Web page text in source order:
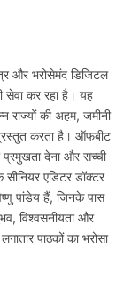
और भरोसेमंद डिजिटल
सेवा कर रहा है। यह
राज्यों की अहम, जमीनी
करता है। ऑफबीट
प्रमुखता देना और सच्ची
एडिटर डॉक्टर
पांडेय हैं, जिनके पास
विश्वसनीयता और
पाठकों का भरोसा